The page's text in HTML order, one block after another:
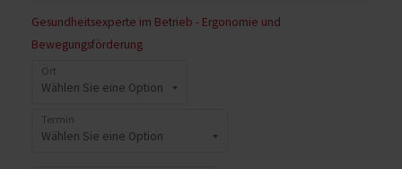
Gesundheitsexperte im Betrieb - Ergonomie und
Bewegungsförderung
Ort
Termin